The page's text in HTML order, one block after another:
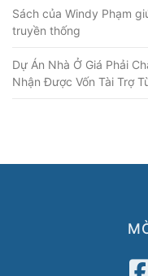
Sách của Windy Phạm
truyền thống
Dự Án Nhà Ở Giá Phải
Nhận Được Vốn Tài Trợ